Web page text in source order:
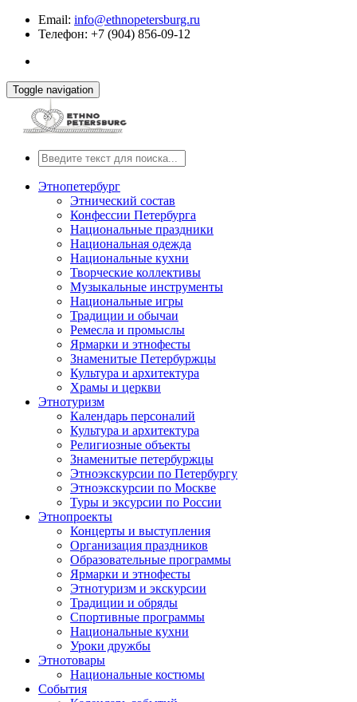
Email: info@ethnopetersburg.ru
Телефон: +7 (904) 856-09-12
Toggle navigation
Этнопетербург
Этнический состав
Конфессии Петербурга
Национальные праздники
Национальная одежда
Национальные кухни
Творческие коллективы
Музыкальные инструменты
Национальные игры
Традиции и обычаи
Ремесла и промыслы
Ярмарки и этнофесты
Знаменитые Петербуржцы
Культура и архитектура
Храмы и церкви
Этнотуризм
Календарь персоналий
Культура и архитектура
Религиозные объекты
Знаменитые петербуржцы
Этноэкскурсии по Петербургу
Этноэкскурсии по Москве
Туры и эксурсии по России
Этнопроекты
Концерты и выступления
Организация праздников
Образовательные программы
Ярмарки и этнофесты
Этнотуризм и экскурсии
Традиции и обряды
Спортивные программы
Национальные кухни
Уроки дружбы
Этнотовары
Национальные костюмы
События